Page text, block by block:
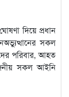
দিয়ে প্রধান
সকল
পরিবার, আহত
সকল আইনি